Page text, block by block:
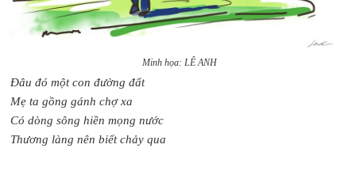
Minh họa: LÊ ANH
Đâu đó một con đường đất
Mẹ ta gồng gánh chợ xa
Có dòng sông hiền mọng nước
Thương làng nên biết chảy qua